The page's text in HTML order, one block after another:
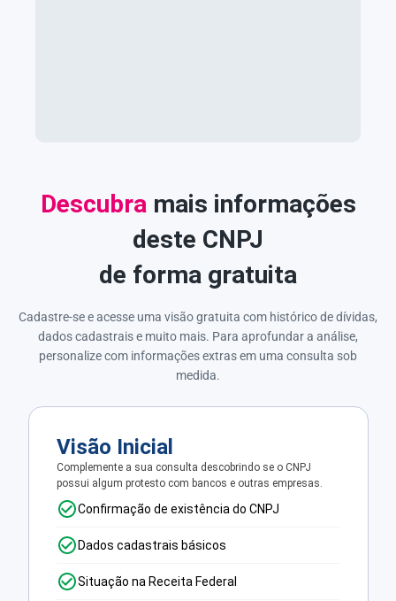
Descubra mais informações
deste CNPJ
de forma gratuita
Cadastre-se e acesse uma visão gratuita com histórico de dívidas,
dados cadastrais e muito mais. Para aprofundar a análise,
personalize com informações extras em uma consulta sob
medida.
Visão Inicial
Complemente a sua consulta descobrindo se o CNPJ
possui algum protesto com bancos e outras empresas.
Confirmação de existência do CNPJ
Dados cadastrais básicos
Situação na Receita Federal